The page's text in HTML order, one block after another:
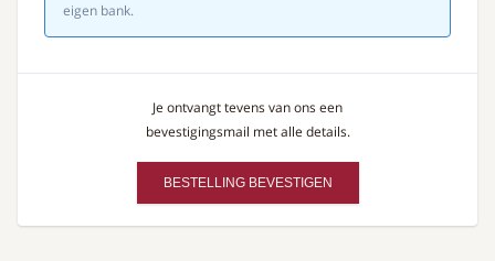
eigen bank.
Je ontvangt tevens van ons een
bevestigingsmail met alle details.
BESTELLING BEVESTIGEN